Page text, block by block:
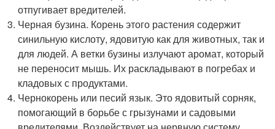
отпугивает вредителей.
Черная бузина. Корень этого растения содержит
синильную кислоту, ядовитую как для животных, так и
для людей. А ветки бузины излучают аромат, который
не переносит мышь. Их раскладывают в погребах и
кладовых с продуктами.
Чернокорень или песий язык. Это ядовитый сорняк,
помогающий в борьбе с грызунами и садовыми